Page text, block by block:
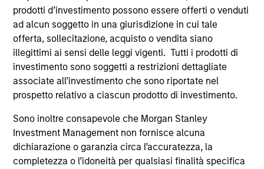
prodotti d’investimento possono essere offerti o venduti
ad alcun soggetto in una giurisdizione in cui tale
offerta, sollecitazione, acquisto o vendita siano
illegittimi ai sensi delle leggi vigenti. Tutti i prodotti di
investimento sono soggetti a restrizioni dettagliate
associate all’investimento che sono riportate nel
prospetto relativo a ciascun prodotto di investimento.
Sono inoltre consapevole che Morgan Stanley
Investment Management non fornisce alcuna
dichiarazione o garanzia circa l’accuratezza, la
completezza o l’idoneità per qualsiasi finalità specifica
16-LUG-2026
May not represent all Team Members.